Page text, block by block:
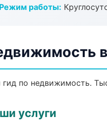
Режим работы:
гид по недвижимость.
услуги